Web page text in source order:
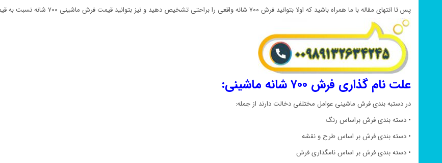
پس تا انتهای مقاله با ما همراه باشید که اولا بتوانید فرش ۷۰۰ شانه واقعی را براحتی تشخیص دهید و نیز بتوانید قیمت فرش ماشینی ۷۰۰ شانه نسبت به قیمت فرش طرح ۷۰۰ براحتی بشناسید.
علت نام گذاری فرش ۷۰۰ شانه ماشینی:
در دستبه بندی فرش ماشینی عوامل مختلفی دخالت دارند از جمله:
• دسته بندی فرش براساس رنگ
• دسته بندی فرش بر اساس طرح و نقشه
• دسته بندی فرش بر اساس نامگذاری فرش